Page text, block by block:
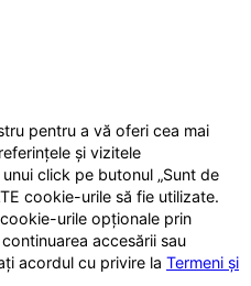
pentru a vă oferi cea mai
și vizitele
click pe butonul „Sunt de
cookie-urile să fie utilizate.
urile opționale prin
accesării sau
acordul cu privire la Termeni și